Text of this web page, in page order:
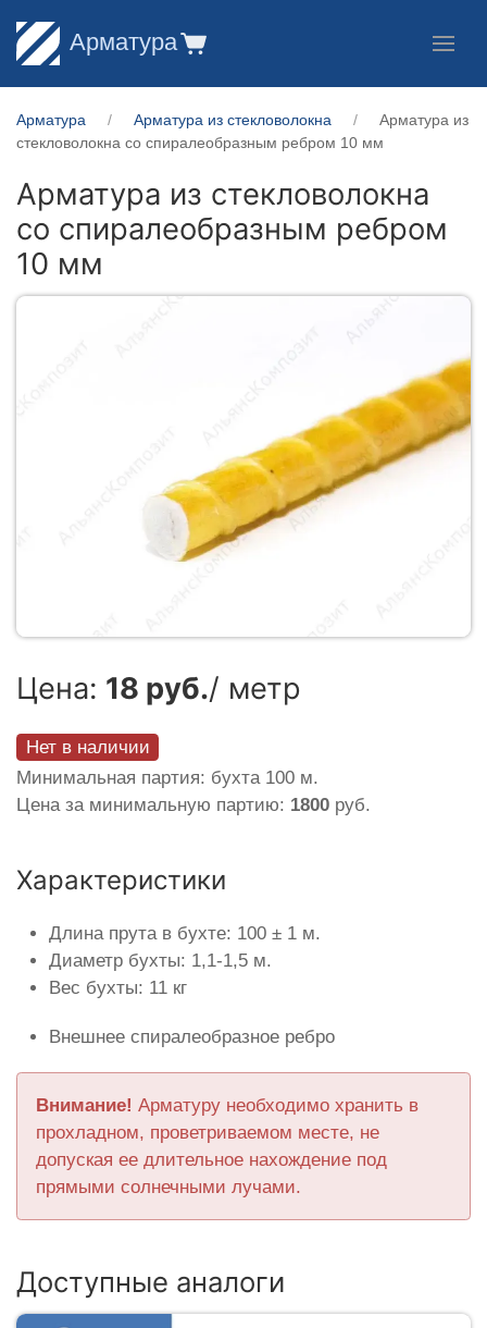
Арматура
Арматура Арматура из стекловолокна
Арматура из
стекловолокна со спиралеобразным ребром 10 мм
Арматура из стекловолокна
со спиралеобразным ребром
10 мм
Цена: 18 руб./ метр
Нет в наличии
Минимальная партия: бухта 100 м.
Цена за минимальную партию: 1800 руб.
Характеристики
Длина прута в бухте: 100 ± 1 м.
Диаметр бухты: 1,1-1,5 м.
Вес бухты: 11 кг
Внешнее спиралеобразное ребро
Внимание! Арматуру необходимо хранить в
прохладном, проветриваемом месте, не
допуская ее длительное нахождение под
прямыми солнечными лучами.
Доступные аналоги